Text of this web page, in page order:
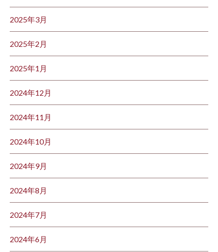
2025年3月
2025年2月
2025年1月
2024年12月
2024年11月
2024年10月
2024年9月
2024年8月
2024年7月
2024年6月